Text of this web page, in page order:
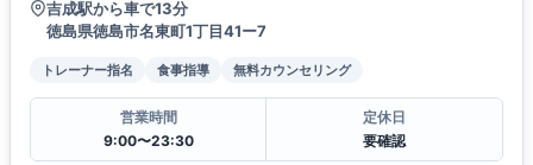
吉成駅から車で13分
徳島県徳島市名東町1丁目41ー7
トレーナー指名 食事指導 無料カウンセリング
営業時間
9:00〜23:30
定休日
要確認